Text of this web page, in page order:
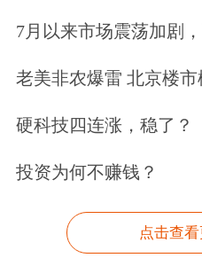
口。
云厂商打造的“自
有应用”封闭生态
立之初就定位于开
供应平台，不绑定
7月以来市场震荡加剧
老美非农爆雷 北京楼
硬科技四连涨，稳了？
投资为何不赚钱？
点击查